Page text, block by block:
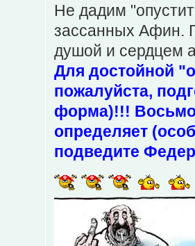
Не дадим
зассанных Афин.
душой и сердцем
Для достойной
пожалуйста,
форма)!!!
определяет
подведите